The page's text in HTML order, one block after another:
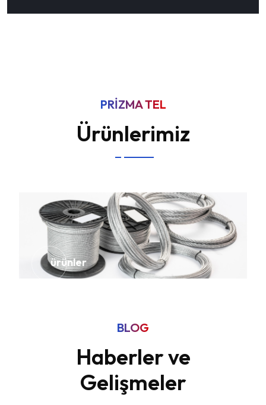
PRIZMA TEL
Ürünlerimiz
ürünler
BLOG
Haberler ve
Gelişmeler